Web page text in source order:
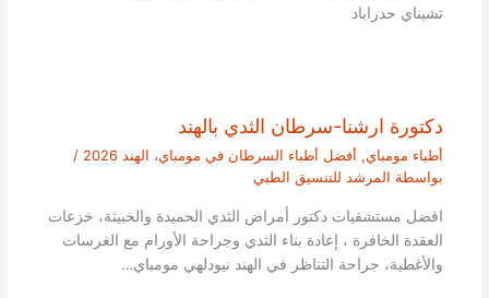
تشيناي حدراباد
دكتورة ارشنا-سرطان الثدي بالهند
أطباء مومباي, أفضل أطباء السرطان في مومباي، الهند 2026
/
بواسطة المرشد للتنسيق الطبي
افضل مستشفيات دكتور أمراض الثدي الحميدة والخبيثة، خزعات
العقدة الخافرة ، إعادة بناء الثدي وجراحة الأورام مع الغرسات
والأغطية، جراحة التناظر في الهند نيودلهي مومباي…